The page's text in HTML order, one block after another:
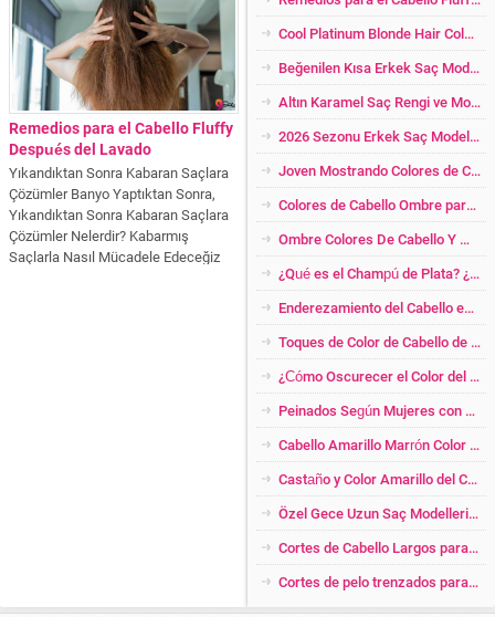
Remedios para el Cabello Fluffy
Después del Lavado
Yıkandıktan Sonra Kabaran Saçlara
Çözümler Banyo Yaptıktan Sonra,
Yıkandıktan Sonra Kabaran Saçlara
Çözümler Nelerdir? Kabarmış
Saçlarla Nasıl Mücadele Edeceğiz
Cool Platinum Blonde Hair Color y Modelos 2024
Beğenilen Kısa Erkek Saç Modelleri 2024
Altın Karamel Saç Rengi ve Modelleri 2026
2026 Sezonu Erkek Saç Modelleri
Joven Mostrando Colores de Cabello
Colores de Cabello Ombre para Las Rubias Más Cool
Ombre Colores De Cabello Y Modelos
¿Qué es el Champú de Plata? ¿Quién Debería Usar? ¡Increíbles Impactos!
Enderezamiento del Cabello en Formas Naturales
Toques de Color de Cabello de Cobre para Mujer
¿Cómo Oscurecer el Color del Cabello Platino en Casa? ¿Abriendo el Color Baleige Amarillo Oscuro?
Peinados Según Mujeres con Pérdida de Peso
Cabello Amarillo Marrón Color de Cabello Transición
Castaño y Color Amarillo del Cabello Brillante
Özel Gece Uzun Saç Modelleri 2026
Cortes de Cabello Largos para Mujer con Lado Raspado
Cortes de pelo trenzados para Cabello Corto